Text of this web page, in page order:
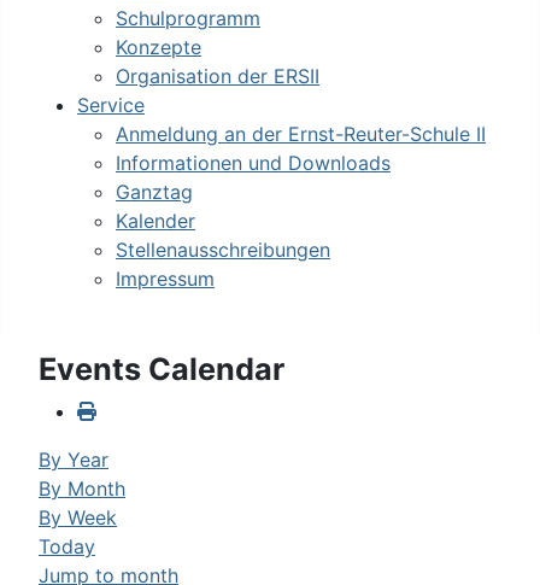
Schulprogramm
Konzepte
Organisation der ERSII
Service
Anmeldung an der Ernst-Reuter-Schule II
Informationen und Downloads
Ganztag
Kalender
Stellenausschreibungen
Impressum
Events Calendar
By Year
By Month
By Week
Today
Jump to month